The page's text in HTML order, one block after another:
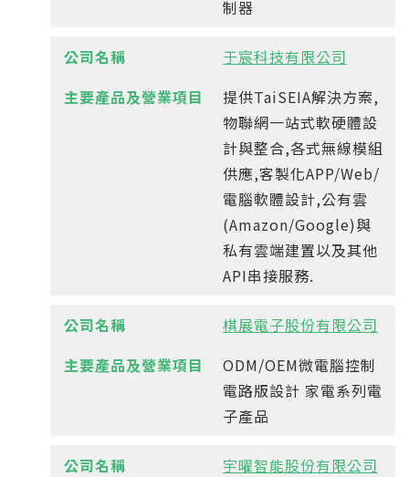
制器
于宸科技有限公司
提供TaiSEIA解決方案,
物聯網一站式軟硬體設
計與整合,各式無線模組
供應,客製化APP/Web/
電腦軟體設計,公有雲
(Amazon/Google)與
私有雲端建置以及其他
API串接服務.
棋展電子股份有限公司
ODM/OEM微電腦控制
電路版設計 家電系列電
子產品
宇曜智能股份有限公司